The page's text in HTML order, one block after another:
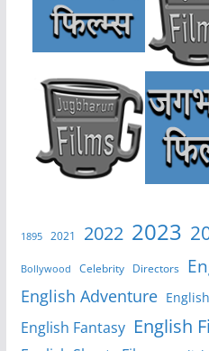
1895 2021 2022 2023
Bollywood Celebrity Directors
English Adventure
English Fantasy English